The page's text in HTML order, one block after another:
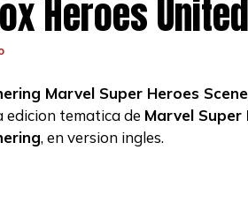
Heroes
Marvel Super Heroes
edicion tematica de Marvel Super
, en version ingles.